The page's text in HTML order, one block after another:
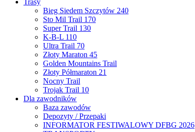
Trasy
Bieg Siedem Szczytów 240
Sto Mil Trail 170
Super Trail 130
K-B-L 110
Ultra Trail 70
Złoty Maraton 45
Golden Mountains Trail
Złoty Półmaraton 21
Nocny Trail
Trojak Trail 10
Dla zawodników
Baza zawodów
Depozyty / Przepaki
INFORMATOR FESTIWALOWY DFBG 2026